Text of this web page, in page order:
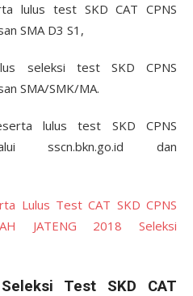
lulus test SKD CAT CPNS
SMA D3 S1,
seleksi test SKD CPNS
SMA/SMK/MA.
lulus test SKD CPNS
sscn.bkn.go.id dan
Lulus Test CAT SKD CPNS
JATENG 2018 Seleksi
Test SKD CAT